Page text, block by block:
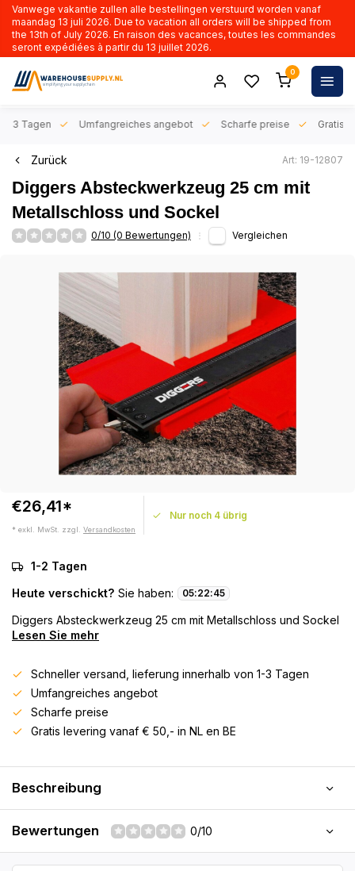
Vanwege vakantie zullen alle bestellingen verstuurd worden vanaf
maandag 13 juli 2026. Due to vacation all orders will be shipped from
the 13th of July 2026. En raison des vacances, toutes les commandes
seront expédiées à partir du 13 juillet 2026.
0
3 Tagen Umfangreiches angebot Scharfe preise Gratis
Zurück Art: 19-12807
Diggers Absteckwerkzeug 25 cm mit
Metallschloss und Sockel
0/10 (0 Bewertungen) Vergleichen
€26,41*
* exkl. MwSt. zzgl. Versandkosten
Nur noch 4 übrig
1-2 Tagen
Heute verschickt? Sie haben: 05:22:45
Diggers Absteckwerkzeug 25 cm mit Metallschloss und Sockel
Lesen Sie mehr
Schneller versand, lieferung innerhalb von 1-3 Tagen
Umfangreiches angebot
Scharfe preise
Gratis levering vanaf € 50,- in NL en BE
Beschreibung
Bewertungen 0/10